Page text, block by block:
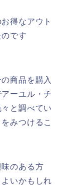
得なアウト
です
商品を購入
ーユル・チ
と調べてい
みつけるこ
のある方
いかもしれ